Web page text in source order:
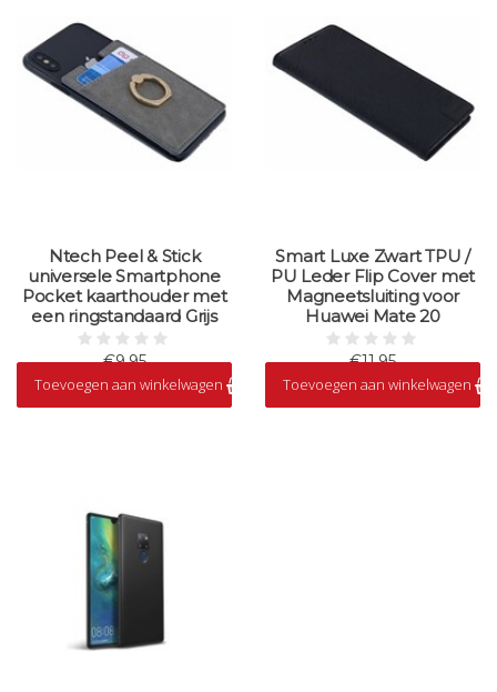
Ntech Peel & Stick
universele Smartphone
Pocket kaarthouder met
een ringstandaard Grijs
€9,95
Op voorraad
Toevoegen aan winkelwagen
Smart Luxe Zwart TPU /
PU Leder Flip Cover met
Magneetsluiting voor
Huawei Mate 20
€11,95
Op voorraad
Toevoegen aan winkelwagen